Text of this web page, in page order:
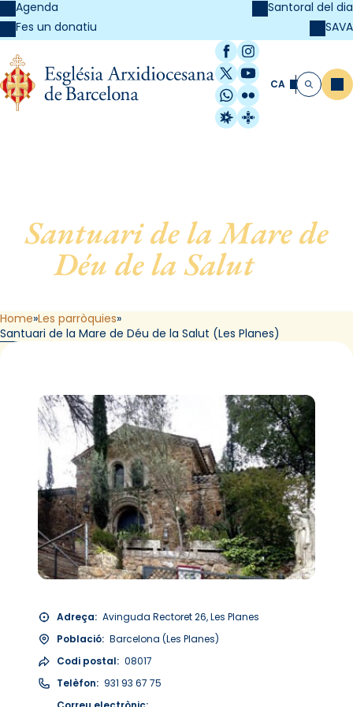
Agenda
Fes un donatiu
Santoral del dia
SAVA
Facebook
Instagram
X / Twitter
YouTube
WhatsApp
Flickr
Radio Estel
Catalunya
CA Cerca
Santuari de la Mare de
Déu de la Salut, de
Home Les parròquies
Santuari de la Mare de Déu de la Salut (Les Planes)
Adreça: Avinguda Rectoret 26, Les Planes
Població: Barcelona (Les Planes)
Codi postal: 08017
Telèfon: 931 93 67 75